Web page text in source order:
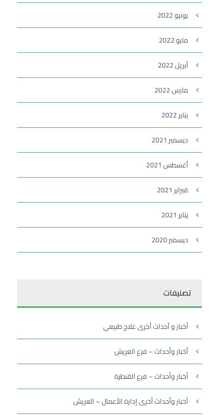
يونيو 2022
مايو 2022
أبريل 2022
مارس 2022
يناير 2022
ديسمبر 2021
أغسطس 2021
فبراير 2021
يناير 2021
ديسمبر 2020
تصنيفات
أخبار و أحداث أخرى علاج طبيعي
أخبار وأحداث – فرع العريش
أخبار وأحداث – فرع القنطرة
أخبار وأحداث أخرى إدارة الأعمال – العريش